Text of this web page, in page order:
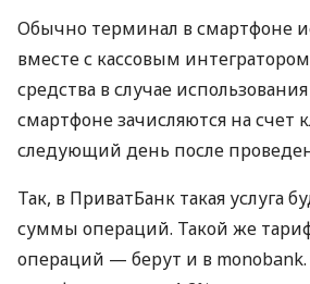
Обычно терминал в смартфоне
вместе с кассовым
средства в случае
смартфоне зачисляются на счет
следующий день после
Так, в ПриватБанк такая услуга
суммы операций. Такой же
операций — берут и в monobank.